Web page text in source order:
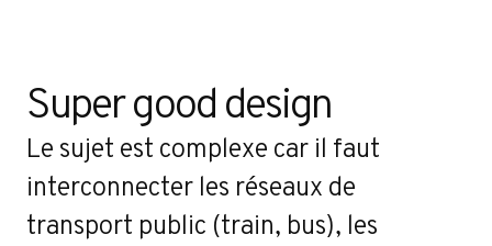
Super good design
Le sujet est complexe car il faut
interconnecter les réseaux de
transport public (train, bus), les